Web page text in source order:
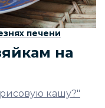
печени
на
кашу?"